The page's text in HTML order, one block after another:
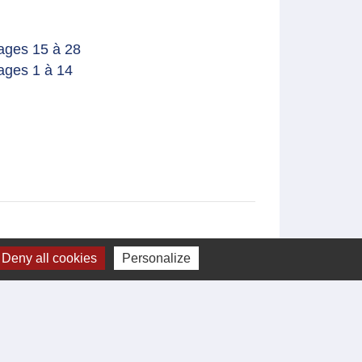
15 à 28
1 à 14
Deny all cookies Personalize